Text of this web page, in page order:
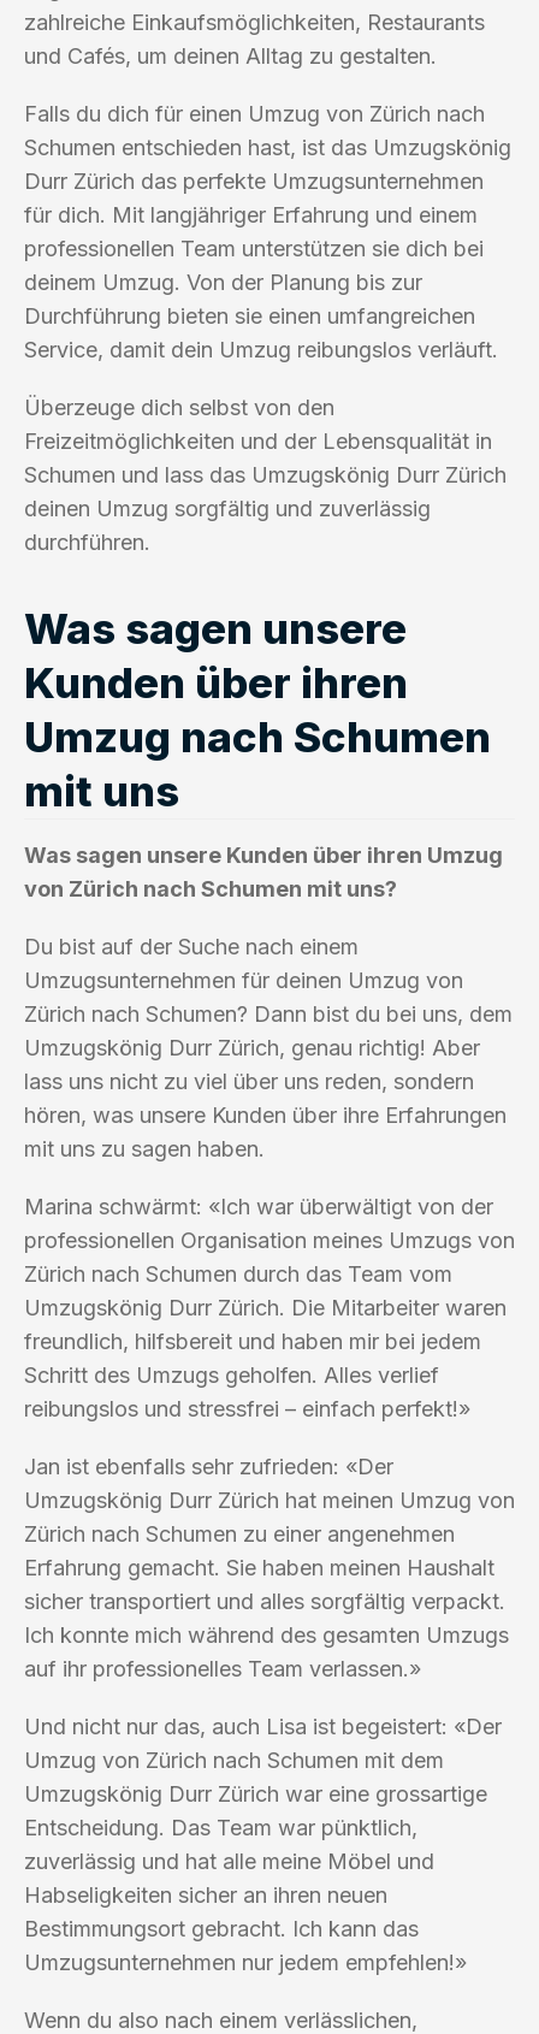
zahlreiche Einkaufsmöglichkeiten, Restaurants
und Cafés, um deinen Alltag zu gestalten.
Falls du dich für einen Umzug von Zürich nach
Schumen entschieden hast, ist das Umzugskönig
Durr Zürich das perfekte Umzugsunternehmen
für dich. Mit langjähriger Erfahrung und einem
professionellen Team unterstützen sie dich bei
deinem Umzug. Von der Planung bis zur
Durchführung bieten sie einen umfangreichen
Service, damit dein Umzug reibungslos verläuft.
Überzeuge dich selbst von den
Freizeitmöglichkeiten und der Lebensqualität in
Schumen und lass das Umzugskönig Durr Zürich
deinen Umzug sorgfältig und zuverlässig
durchführen.
Was sagen unsere
Kunden über ihren
Umzug nach Schumen
mit uns
Was sagen unsere Kunden über ihren Umzug
von Zürich nach Schumen mit uns?
Du bist auf der Suche nach einem
Umzugsunternehmen für deinen Umzug von
Zürich nach Schumen? Dann bist du bei uns, dem
Umzugskönig Durr Zürich, genau richtig! Aber
lass uns nicht zu viel über uns reden, sondern
hören, was unsere Kunden über ihre Erfahrungen
mit uns zu sagen haben.
Marina schwärmt: «Ich war überwältigt von der
professionellen Organisation meines Umzugs von
Zürich nach Schumen durch das Team vom
Umzugskönig Durr Zürich. Die Mitarbeiter waren
freundlich, hilfsbereit und haben mir bei jedem
Schritt des Umzugs geholfen. Alles verlief
reibungslos und stressfrei – einfach perfekt!»
Jan ist ebenfalls sehr zufrieden: «Der
Umzugskönig Durr Zürich hat meinen Umzug von
Zürich nach Schumen zu einer angenehmen
Erfahrung gemacht. Sie haben meinen Haushalt
sicher transportiert und alles sorgfältig verpackt.
Ich konnte mich während des gesamten Umzugs
auf ihr professionelles Team verlassen.»
Und nicht nur das, auch Lisa ist begeistert: «Der
Umzug von Zürich nach Schumen mit dem
Umzugskönig Durr Zürich war eine grossartige
Entscheidung. Das Team war pünktlich,
zuverlässig und hat alle meine Möbel und
Habseligkeiten sicher an ihren neuen
Bestimmungsort gebracht. Ich kann das
Umzugsunternehmen nur jedem empfehlen!»
Wenn du also nach einem verlässlichen,